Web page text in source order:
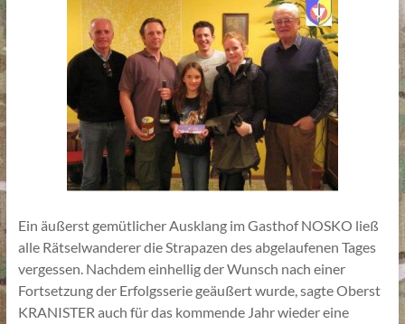
Ein äußerst gemütlicher Ausklang im Gasthof NOSKO ließ
alle Rätselwanderer die Strapazen des abgelaufenen Tages
vergessen. Nachdem einhellig der Wunsch nach einer
Fortsetzung der Erfolgsserie geäußert wurde, sagte Oberst
KRANISTER auch für das kommende Jahr wieder eine